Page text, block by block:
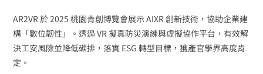
AR2VR 於 2025 桃園青創博覽會展示 AIXR 創新技術，協助企業建
構「數位韌性」。透過 VR 擬真防災演練與虛擬協作平台，有效解
決工安風險並降低碳排，落實 ESG 轉型目標，獲產官學界高度肯
定。